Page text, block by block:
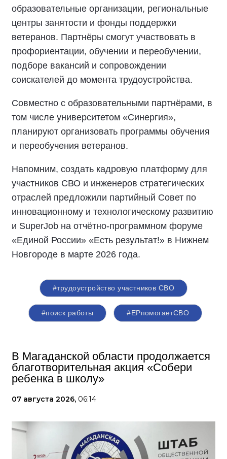
образовательные организации, региональные
центры занятости и фонды поддержки
ветеранов. Партнёры смогут участвовать в
профориентации, обучении и переобучении,
подборе вакансий и сопровождении
соискателей до момента трудоустройства.
Совместно с образовательными партнёрами, в
том числе университетом «Синергия»,
планируют организовать программы обучения
и переобучения ветеранов.
Напомним, создать кадровую платформу для
участников СВО и инженеров стратегических
отраслей предложили партийный Совет по
инновационному и технологическому развитию
и SuperJob на отчётно-программном форуме
«Единой России» «Есть результат!» в Нижнем
Новгороде в марте 2026 года.
#трудоустройство участников СВО
#поиск работы #ЕРпомогаетСВО
В Магаданской области продолжается
благотворительная акция «Собери
ребенка в школу»
07 августа 2026, 06:14